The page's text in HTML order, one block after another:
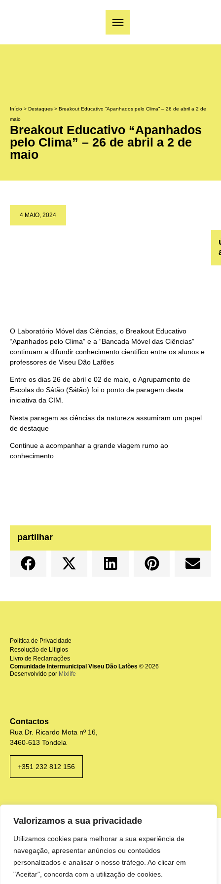
Valorizamos a sua privacidade
Utilizamos cookies para melhorar a sua experiência de
navegação, apresentar anúncios ou conteúdos
personalizados e analisar o nosso tráfego. Ao clicar em
"Aceitar", concorda com a utilização de cookies.
Início > Destaques > Breakout Educativo “Apanhados pelo Clima” – 26 de abril a 2 de
maio
Breakout Educativo “Apanhados
pelo Clima” – 26 de abril a 2 de
maio
4 MAIO, 2024
O Laboratório Móvel das Ciências, o Breakout Educativo
“Apanhados pelo Clima” e a “Bancada Móvel das Ciências”
continuam a difundir conhecimento cientifico entre os alunos e
professores de Viseu Dão Lafões
Entre os dias 26 de abril e 02 de maio, o Agrupamento de
Escolas do Sátão (Sátão) foi o ponto de paragem desta
iniciativa da CIM.
Nesta paragem as ciências da natureza assumiram um papel
de destaque
Continue a acompanhar a grande viagem rumo ao
conhecimento
partilhar
Política de Privacidade
Resolução de Litígios
Livro de Reclamações
Comunidade Intermunicipal Viseu Dão Lafões © 2026
Desenvolvido por Mixlife
Contactos
Rua Dr. Ricardo Mota nº 16,
3460-613 Tondela
+351 232 812 156